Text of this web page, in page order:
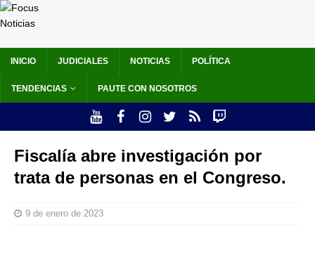
INICIO JUDICIALES NOTICIAS POLÍTICA
TENDENCIAS PAUTE CON NOSOTROS
Fiscalía abre investigación por
trata de personas en el Congreso.
9 de enero de 2023